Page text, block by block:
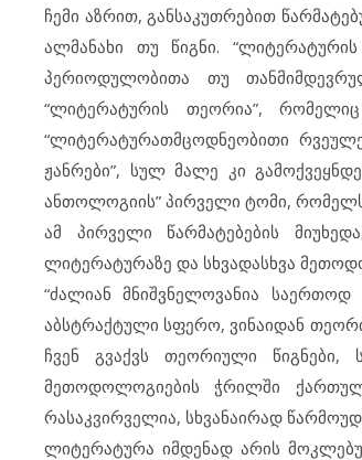
ჩემი აზრით, განსაკუთრებით
ალმანახი თუ წიგნი.
პერიოდულობითა თუ
“ლიტერატურის თეორია”,
“ლიტერატურათმცოდნეობითი
ჟანრები”, სულ მალე კი
ანთოლოგიის” პირველი ტომი,
ამ პირველი წარმატებების
ლიტერატურაზე და სხვადასხვა
“ძალიან მნიშვნელოვანია
აბსტრაქტული სფერო, ვინაიდან
ჩვენ გვაქვს თეორიული
მეთოდოლოგიების ჭრილში
რასაკვირველია, სხვანაირად
ლიტერატურა იმდენად არის